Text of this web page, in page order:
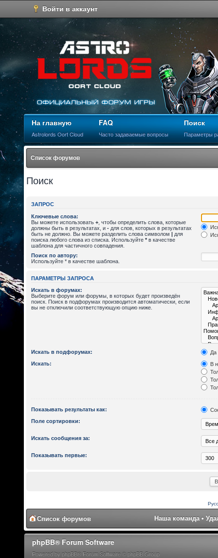
Войти в аккаунт
На главную
Astrolords Oort Cloud
FAQ
Часто задаваемые вопросы
Поиск
Параметры
Список форумов
Поиск
ЗАПРОС
Ключевые слова:
Вы можете использовать + , чтобы определить слова, которые
должны быть в результатах, и - для слов, которых в результатах
быть не должно. Вы можете разделить слова символом | для
поиска любого слова из списка. Используйте * в качестве
шаблона для частичного совпадения.
Поиск по автору:
Используйте * в качестве шаблона.
ПАРАМЕТРЫ ЗАПРОСА
Искать в форумах:
Выберите форум или форумы, в которых будет произведён
поиск. Поиск в подфорумах производится автоматически, если
вы не отключили соответствующую опцию ниже.
Искать в подфорумах:
Да
Искать:
В
Показывать результаты как:
Поле сортировки:
Искать сообщения за:
Показывать первые:
Список форумов Наша команда •
phpBB® Forum Software
Powered by phpBB® Forum Software © phpBB Group